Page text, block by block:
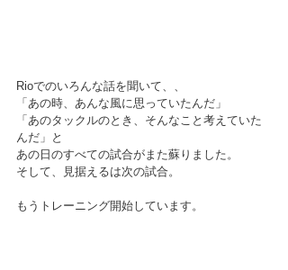
Rioでのいろんな話を聞いて、、
「あの時、あんな風に思っていたんだ」
「あのタックルのとき、そんなこと考えていた
んだ」と
あの日のすべての試合がまた蘇りました。
そして、見据えるは次の試合。
もうトレーニング開始しています。